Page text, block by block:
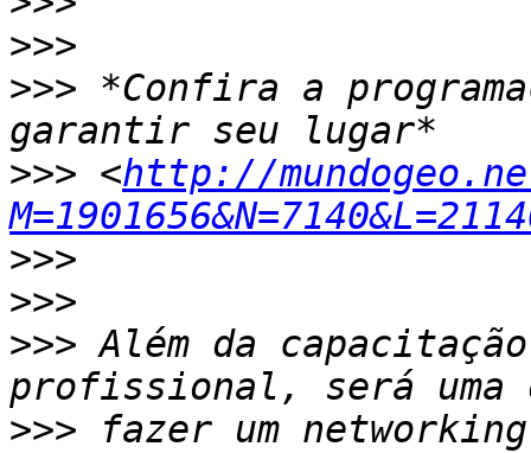
>>>
>>> *Confira a
>>> <http://
>>>
>>>
>>> Além da
>>> fazer um